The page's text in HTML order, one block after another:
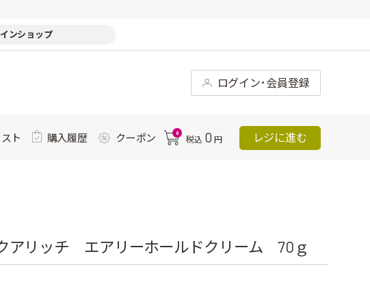
ンショップ
ログイン･会員登録
ト 購入履歴 クーポン 0
税込 0 円 レジに進む
リッチ エアリーホールドクリーム 70ｇ